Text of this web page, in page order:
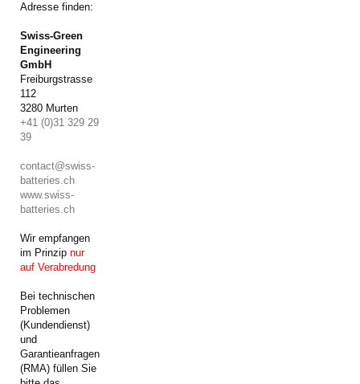
Adresse finden:
Swiss-Green
Engineering
GmbH
Freiburgstrasse
112
3280 Murten
+41 (0)31 329 29
39
contact@swiss-
batteries.ch
www.swiss-
batteries.ch
Wir empfangen
im Prinzip nur
auf Verabredung
Bei technischen
Problemen
(Kundendienst)
und
Garantieanfragen
(RMA) füllen Sie